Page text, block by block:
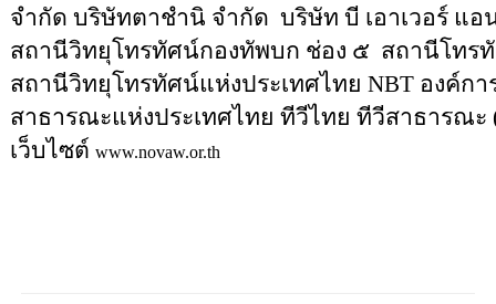
จำกัด บริษัทตาชำนิ จำกัด บริษัท บี เอาเวอร์ แ
สถานีวิทยุโทรทัศน์กองทัพบก ช่อง ๕ สถานีโทร
สถานีวิทยุโทรทัศน์แห่งประเทศไทย NBT องค์กา
สาธารณะแห่งประเทศไทย ทีวีไทย ทีวีสาธารณะ
เว็บไซต์ www.novaw.or.th